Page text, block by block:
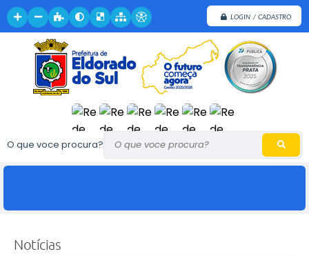
LOGIN / CADASTRO
O que voce procura?
Notícias